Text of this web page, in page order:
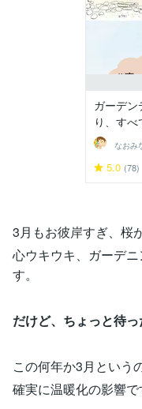
ガーデ
り、す
なおみ
5.0 (78)
3月もお彼岸すぎ、桜
心ウキウキ、ガーデ
す。
だけど、ちょっと待っ
この何年か3月という
確実に温暖化の影響で